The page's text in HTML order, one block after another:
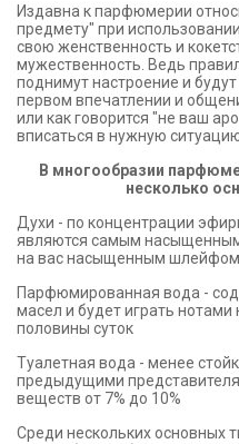
Издавна к парфюмерии
предмету" при
свою женственность и
мужественность. Ведь
поднимут настроение и
первом впечатлении и
или как говорится "не ваш
вписаться в нужную
В многообразии
несколько
Духи - по концентрации
являются самым
на вас насыщенным
Парфюмированная вода -
масел и будет играть нотами
половины суток
Туалетная вода - менее
предыдущими
веществ от 7% до 10%
Среди нескольких основных